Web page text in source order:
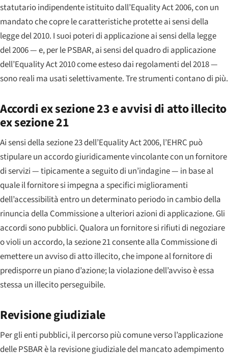
statutario indipendente istituito dall’Equality Act 2006, con un
mandato che copre le caratteristiche protette ai sensi della
legge del 2010. I suoi poteri di applicazione ai sensi della legge
del 2006 — e, per le PSBAR, ai sensi del quadro di applicazione
dell’Equality Act 2010 come esteso dai regolamenti del 2018 —
sono reali ma usati selettivamente. Tre strumenti contano di più.
Accordi ex sezione 23 e avvisi di atto illecito
ex sezione 21
Ai sensi della sezione 23 dell’Equality Act 2006, l’EHRC può
stipulare un accordo giuridicamente vincolante con un fornitore
di servizi — tipicamente a seguito di un’indagine — in base al
quale il fornitore si impegna a specifici miglioramenti
dell’accessibilità entro un determinato periodo in cambio della
rinuncia della Commissione a ulteriori azioni di applicazione. Gli
accordi sono pubblici. Qualora un fornitore si rifiuti di negoziare
o violi un accordo, la sezione 21 consente alla Commissione di
emettere un avviso di atto illecito, che impone al fornitore di
predisporre un piano d’azione; la violazione dell’avviso è essa
stessa un illecito perseguibile.
Revisione giudiziale
Per gli enti pubblici, il percorso più comune verso l’applicazione
delle PSBAR è la revisione giudiziale del mancato adempimento